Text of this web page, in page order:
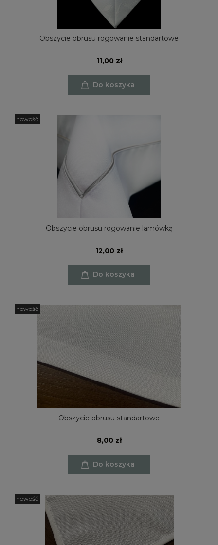
Obszycie obrusu rogowanie standartowe
11,00 zł
Do koszyka
Obszycie obrusu rogowanie lamówką
12,00 zł
Do koszyka
nowość
Obszycie obrusu standartowe
8,00 zł
Do koszyka
nowość
nowość